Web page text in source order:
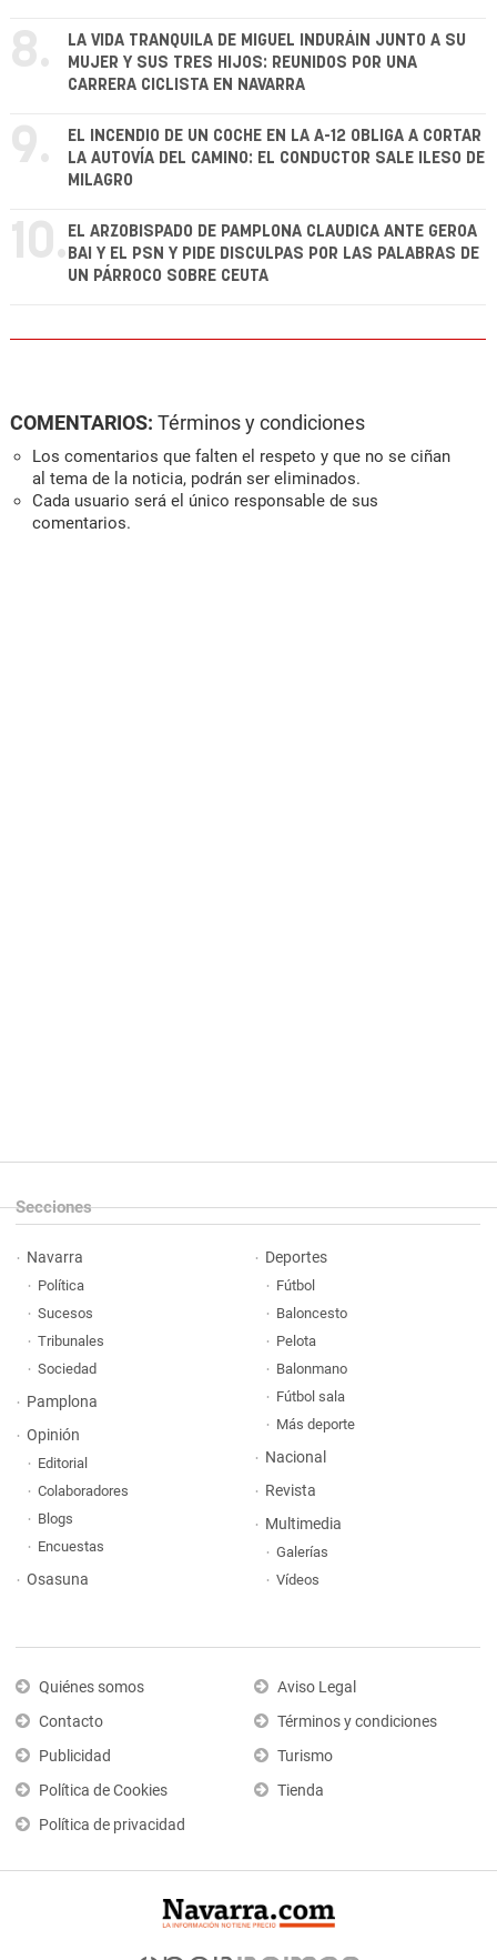
8.
LA VIDA TRANQUILA DE MIGUEL INDURÁIN JUNTO A SU
MUJER Y SUS TRES HIJOS: REUNIDOS POR UNA
CARRERA CICLISTA EN NAVARRA
9.
EL INCENDIO DE UN COCHE EN LA A-12 OBLIGA A CORTAR
LA AUTOVÍA DEL CAMINO: EL CONDUCTOR SALE ILESO DE
MILAGRO
10. EL ARZOBISPADO DE PAMPLONA CLAUDICA ANTE GEROA
BAI Y EL PSN Y PIDE DISCULPAS POR LAS PALABRAS DE
UN PÁRROCO SOBRE CEUTA
COMENTARIOS: Términos y condiciones
Los comentarios que falten el respeto y que no se ciñan
al tema de la noticia, podrán ser eliminados.
Cada usuario será el único responsable de sus
comentarios.
Secciones
Navarra
Política
Sucesos
Tribunales
Sociedad
Pamplona
Opinión
Editorial
Colaboradores
Blogs
Encuestas
Osasuna
Deportes
Fútbol
Baloncesto
Pelota
Balonmano
Fútbol sala
Más deporte
Nacional
Revista
Multimedia
Galerías
Vídeos
Quiénes somos
Contacto
Publicidad
Política de Cookies
Política de privacidad
Aviso Legal
Términos y condiciones
Turismo
Tienda